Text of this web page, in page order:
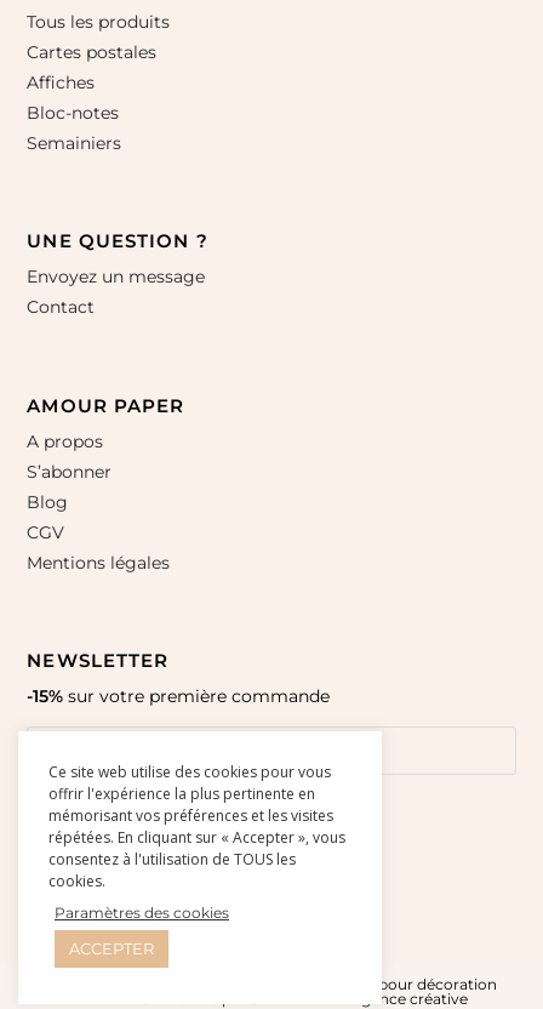
Tous les produits
Cartes postales
Affiches
Bloc-notes
Semainiers
UNE QUESTION ?
Envoyez un message
Contact
AMOUR PAPER
A propos
S’abonner
Blog
CGV
Mentions légales
NEWSLETTER
-15% sur votre première commande
© Amour Paper 2015-2026 l Affiches et cartes pour décoration
Studio Doré - Agence créative
Ce site web utilise des cookies pour vous
offrir l'expérience la plus pertinente en
mémorisant vos préférences et les visites
répétées. En cliquant sur « Accepter », vous
consentez à l'utilisation de TOUS les
cookies.
Paramètres des cookies
ACCEPTER